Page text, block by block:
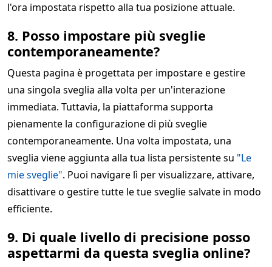
l'ora impostata rispetto alla tua posizione attuale.
8. Posso impostare più sveglie
contemporaneamente?
Questa pagina è progettata per impostare e gestire
una singola sveglia alla volta per un'interazione
immediata. Tuttavia, la piattaforma supporta
pienamente la configurazione di più sveglie
contemporaneamente. Una volta impostata, una
sveglia viene aggiunta alla tua lista persistente su "Le
mie sveglie". Puoi navigare lì per visualizzare, attivare,
disattivare o gestire tutte le tue sveglie salvate in modo
efficiente.
9. Di quale livello di precisione posso
aspettarmi da questa sveglia online?